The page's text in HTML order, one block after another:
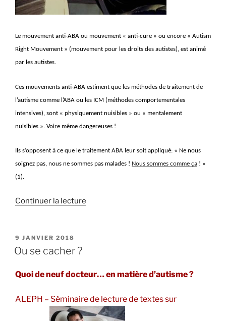
Le mouvement anti-ABA ou mouvement « anti-cure » ou encore « Autism
Right Mouvement » (mouvement pour les droits des autistes), est animé
par les autistes.
Ces mouvements anti-ABA estiment que les méthodes de traitement de
l’autisme comme l’ABA ou les ICM (méthodes comportementales
intensives), sont « physiquement nuisibles » ou « mentalement
nuisibles ». Voire même dangereuses !
Ils s’opposent à ce que le traitement ABA leur soit appliqué: « Ne nous
soignez pas, nous ne sommes pas malades ! Nous sommes comme ça ! »
(1).
Continuer la lecture
l’ABA),
suis
comme
PUBLIÉ
LE
9 JANVIER 2018
Ou se cacher ?
Quoi de neuf docteur… en matière d’autisme ?
ALEPH – Séminaire de lecture de textes sur